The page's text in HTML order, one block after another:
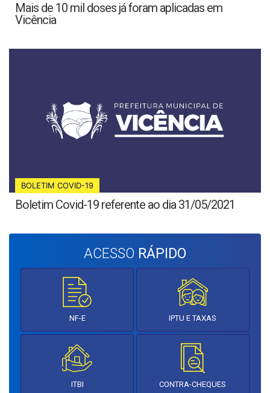
Mais de 10 mil doses já foram aplicadas em
Vicência
BOLETIM COVID-19
Boletim Covid-19 referente ao dia 31/05/2021
ACESSO RÁPIDO
NF-E IPTU E TAXAS
ITBI CONTRA-CHEQUES